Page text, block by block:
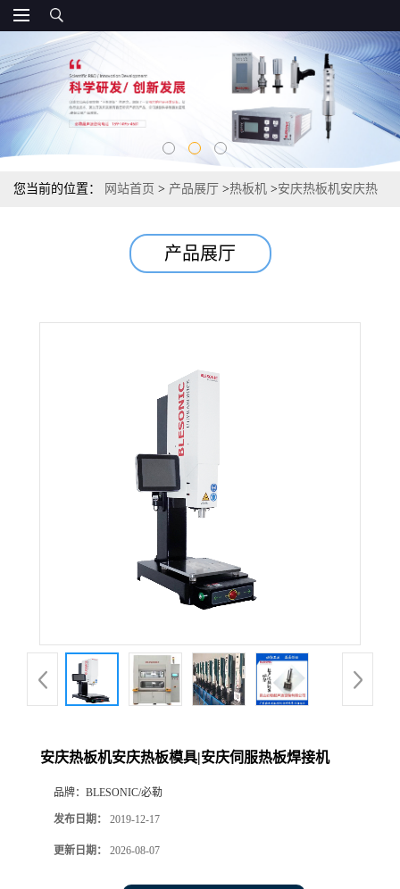
您当前的位置： 网站首页 > 产品展厅 >热板机 >安庆热板机安庆热
产品展厅
安庆热板机安庆热板模具|安庆伺服热板焊接机
品牌： BLESONIC/必勒
发布日期： 2019-12-17
更新日期： 2026-08-07